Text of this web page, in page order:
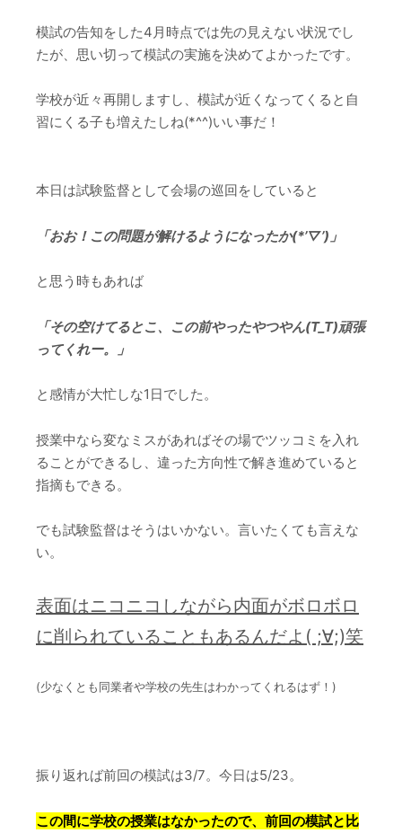
模試の告知をした4月時点では先の見えない状況でし
たが、思い切って模試の実施を決めてよかったです。
学校が近々再開しますし、模試が近くなってくると自
習にくる子も増えたしね(*^^)いい事だ！
本日は試験監督として会場の巡回をしていると
「おお！この問題が解けるようになったか(*’▽’)」
と思う時もあれば
「その空けてるとこ、この前やったやつやん(T_T)頑張
ってくれー。」
と感情が大忙しな1日でした。
授業中なら変なミスがあればその場でツッコミを入れ
ることができるし、違った方向性で解き進めていると
指摘もできる。
でも試験監督はそうはいかない。言いたくても言えな
い。
表面はニコニコしながら内面がボロボロ
に削られていることもあるんだよ( ;∀;)笑
(少なくとも同業者や学校の先生はわかってくれるはず！)
振り返れば前回の模試は3/7。今日は5/23。
この間に学校の授業はなかったので、前回の模試と比